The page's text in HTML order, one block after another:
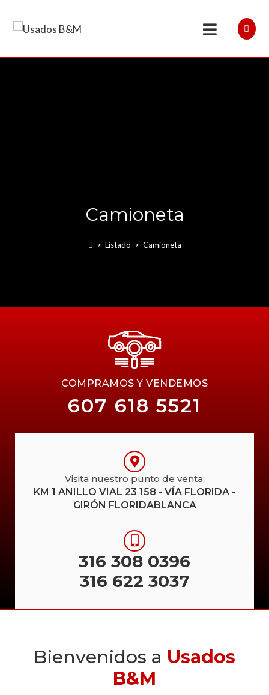
Camioneta
> Listado > Camioneta
COMPRAMOS Y VENDEMOS
607 618 5521
Visita nuestro punto de venta:
KM 1 ANILLO VIAL 23 158 - VÍA FLORIDA -
GIRÓN FLORIDABLANCA
316 308 0396
316 622 3037
Bienvenidos a Usados
B&M